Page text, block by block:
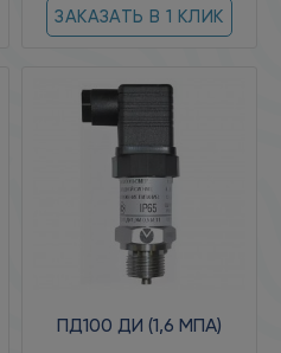
ЗАКАЗАТЬ В 1 КЛИК
ПД100 ДИ (1,6 МПА)